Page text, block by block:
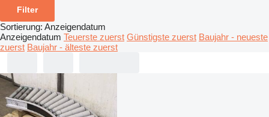
Filter
Sortierung: Anzeigendatum
Anzeigendatum Teuerste zuerst Günstigste zuerst Baujahr - neueste
zuerst Baujahr - älteste zuerst